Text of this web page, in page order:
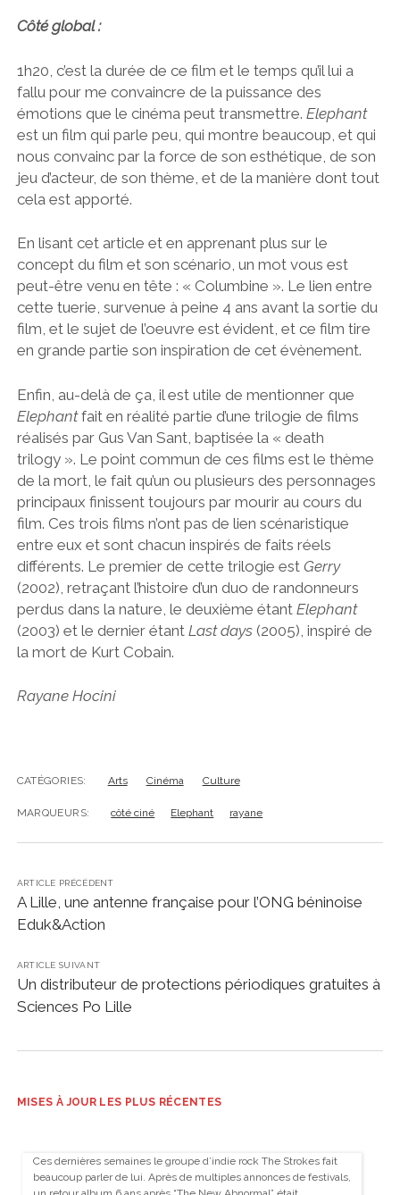
Côté global :
1h20, c’est la durée de ce film et le temps qu’il lui a
fallu pour me convaincre de la puissance des
émotions que le cinéma peut transmettre. Elephant
est un film qui parle peu, qui montre beaucoup, et qui
nous convainc par la force de son esthétique, de son
jeu d’acteur, de son thème, et de la manière dont tout
cela est apporté.
En lisant cet article et en apprenant plus sur le
concept du film et son scénario, un mot vous est
peut-être venu en tête : « Columbine ». Le lien entre
cette tuerie, survenue à peine 4 ans avant la sortie du
film, et le sujet de l’oeuvre est évident, et ce film tire
en grande partie son inspiration de cet évènement.
Enfin, au-delà de ça, il est utile de mentionner que
Elephantfait en réalité partie d’une trilogie de films
réalisés par Gus Van Sant, baptisée la « death
trilogy ». Le point commun de ces films est le thème
de la mort, le fait qu’un ou plusieurs des personnages
principaux finissent toujours par mourir au cours du
film. Ces trois films n’ont pas de lien scénaristique
entre eux et sont chacun inspirés de faits réels
différents. Le premier de cette trilogie est Gerry
(2002), retraçant l’histoire d’un duo de randonneurs
perdus dans la nature, le deuxième étant Elephant
(2003) et le dernier étant Last days (2005), inspiré de
la mort de Kurt Cobain.
Rayane Hocini
CATÉGORIES: Arts Cinéma Culture
MARQUEURS: côté ciné Elephant rayane
ARTICLE PRÉCÉDENT
A Lille, une antenne française pour l’ONG béninoise
Eduk&Action
ARTICLE SUIVANT
Un distributeur de protections périodiques gratuites à
Sciences Po Lille
MISES À JOUR LES PLUS RÉCENTES
Ces dernières semaines le groupe d’indie rock The Strokes fait
beaucoup parler de lui. Après de multiples annonces de festivals,